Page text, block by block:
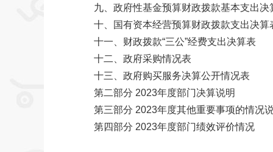
九、政府性基金预算财政拨款基本支出决
十、国有资本经营预算财政拨款支出决算
十一、财政拨款“三公”经费支出决算表
十二、政府采购情况表
十三、政府购买服务决算公开情况表
第二部分 2023年度部门决算说明
第三部分 2023年度其他重要事项的情况
第四部分 2023年度部门绩效评价情况